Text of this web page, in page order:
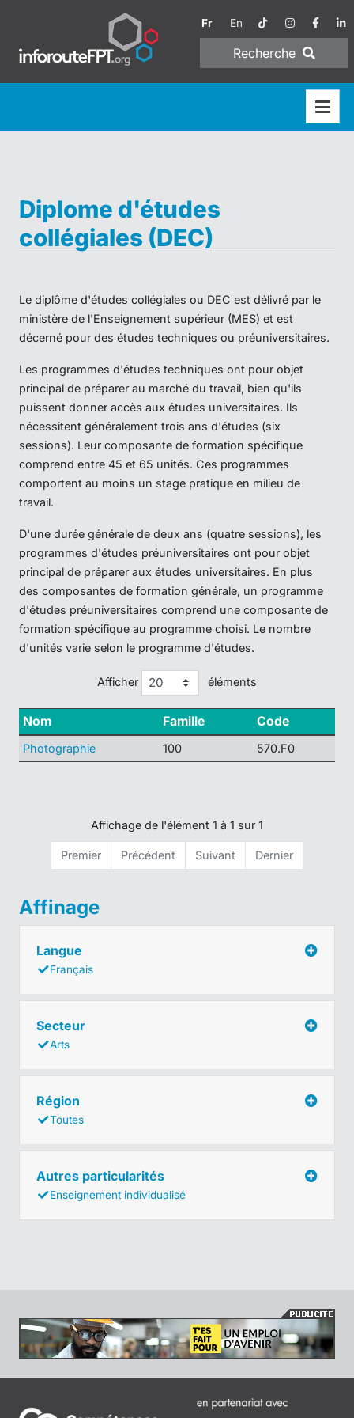
Fr En
Recherche
Diplome d'études
collégiales (DEC)
Le diplôme d'études collégiales ou DEC est délivré par le
ministère de l'Enseignement supérieur (MES) et est
décerné pour des études techniques ou préuniversitaires.
Les programmes d'études techniques ont pour objet
principal de préparer au marché du travail, bien qu'ils
puissent donner accès aux études universitaires. Ils
nécessitent généralement trois ans d'études (six
sessions). Leur composante de formation spécifique
comprend entre 45 et 65 unités. Ces programmes
comportent au moins un stage pratique en milieu de
travail.
D'une durée générale de deux ans (quatre sessions), les
programmes d'études préuniversitaires ont pour objet
principal de préparer aux études universitaires. En plus
des composantes de formation générale, un programme
d'études préuniversitaires comprend une composante de
formation spécifique au programme choisi. Le nombre
d'unités varie selon le programme d'études.
Afficher éléments
Nom Famille Code
Photographie 100 570.F0
Affichage de l'élément 1 à 1 sur 1
Premier Précédent Suivant Dernier
Affinage
Langue
Français
Secteur
Arts
Région
Toutes
Autres particularités
Enseignement individualisé